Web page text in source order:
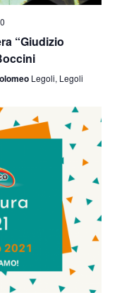
“Giudizio
Legoli, Legoli